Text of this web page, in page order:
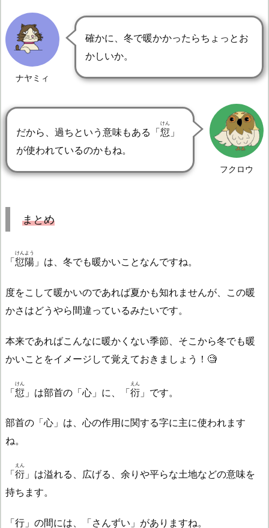
ナヤミィ
確かに、冬で暖かかったらちょっとお
かしいか。
フクロウ
だから、過ちという意味もある「愆
けん
」
が使われているのかもね。
まとめ
「愆陽
けんよう
」は、冬でも暖かいことなんですね。
度をこして暖かいのであれば夏かも知れませんが、この暖
かさはどうやら間違っているみたいです。
本来であればこんなに暖かくない季節、そこから冬でも暖
かいことをイメージして覚えておきましょう！🧐
「愆
けん
」は部首の「心」に、「衍
えん
」です。
部首の「心」は、心の作用に関する字に主に使われます
ね。
「衍
えん
」は溢れる、広げる、余りや平らな土地などの意味を
持ちます。
「行」の間には、「さんずい」がありますね。